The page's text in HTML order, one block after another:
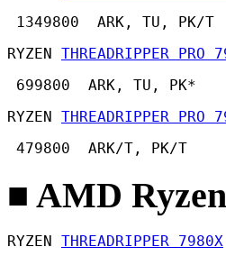
1349800  ARK, TU, PK/T
RYZEN THREADRIPPER PRO
699800  ARK, TU, PK*
RYZEN THREADRIPPER PRO
479800  ARK/T, PK/T
■ AMD
RYZEN THREADRIPPER 7980X